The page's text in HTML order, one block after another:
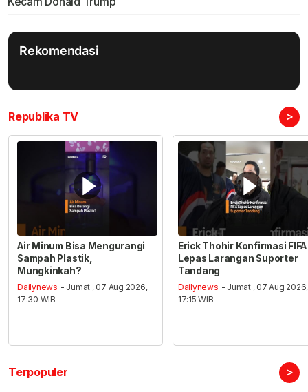
Rekomendasi
Republika TV >
Air Minum Bisa Mengurangi
Sampah Plastik,
Mungkinkah?
Dailynews - Jumat , 07 Aug 2026,
17:30 WIB
Erick Thohir Konfirmasi FIFA
Lepas Larangan Suporter
Tandang
Dailynews - Jumat , 07 Aug 2026,
17:15 WIB
Terpopuler >